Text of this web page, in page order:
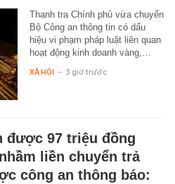
Thanh tra Chính phủ vừa chuyển
Bộ Công an thông tin có dấu
hiệu vi phạm pháp luật liên quan
hoạt động kinh doanh vàng,…
XÃ HỘI - 3 giờ trước
được 97 triệu đồng
liền chuyển trả
công an thông báo: